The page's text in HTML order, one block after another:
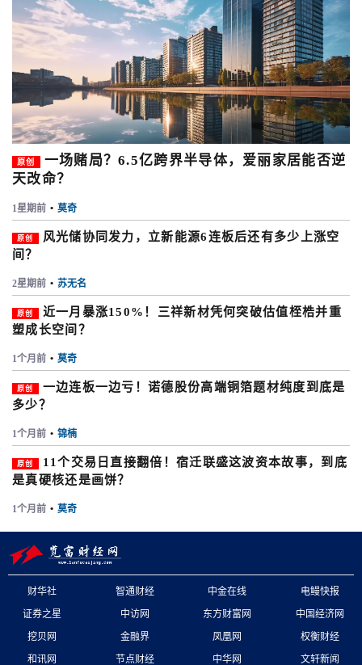
原创
一场赌局？6.5亿跨界半导体，爱丽家居能否逆
天改命？
1星期前 • 莫奇
原创
风光储协同发力，立新能源6连板后还有多少上涨空
间？
2星期前 • 苏无名
原创
近一月暴涨150%！三祥新材凭何突破估值桎梏并重
塑成长空间？
1个月前 • 莫奇
原创
一边连板一边亏！诺德股份高端铜箔题材纯度到底是
多少？
1个月前 • 锦楠
原创
11个交易日直接翻倍！宿迁联盛这波资本故事，到底
是真硬核还是画饼？
1个月前 • 莫奇
财华社 智通财经 中金在线
电鳗快报
证券之星
中访网 东方财富网
中国经济网
挖贝网
金融界 凤凰网
权衡财经
和讯网
节点财经 中华网 文轩新闻